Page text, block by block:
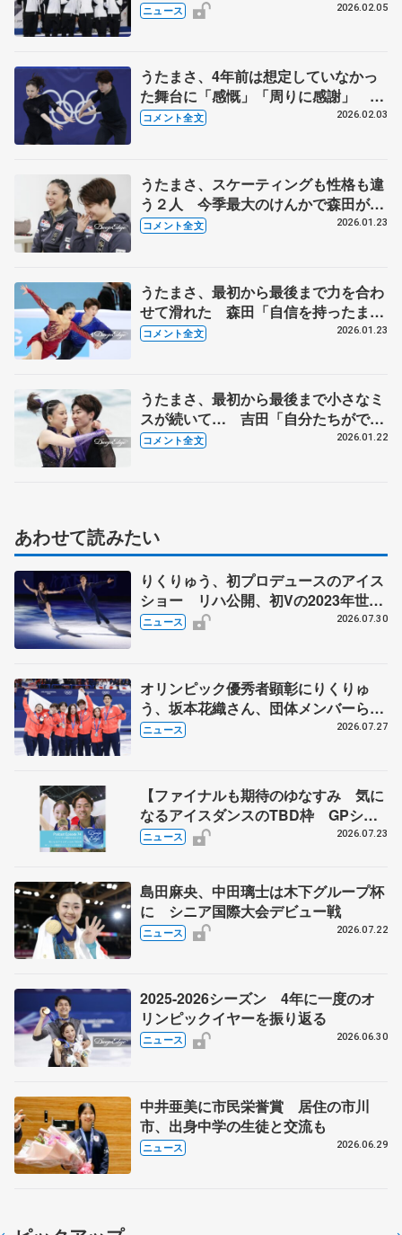
ニュース 2026.02.05
うたまさ、4年前は想定していなかっ
た舞台に「感慨」「周りに感謝」 初
練習の感触は好みの氷、団体の1番手
練習】
コメント全文 2026.02.03
うたまさ、スケーティングも性格も違
う２人 今季最大のけんかで森田が
「そんなん知らんし、何？その言い
コメント全文 2026.01.23
うたまさ、最初から最後まで力を合わ
せて滑れた 森田「自信を持ったまま
次の課題に取り組みたい」【四大陸フ
コメント全文 2026.01.23
うたまさ、最初から最後まで小さなミ
スが続いて… 吉田「自分たちができ
ることは分かっている。それをいかに
コメント全文 2026.01.22
あわせて読みたい
りくりゅう、初プロデュースのアイス
ショー リハ公開、初Vの2023年世界
選手権のSP披露 ハゼボロ、チョク
ニュース 2026.07.30
オリンピック優秀者顕彰にりくりゅ
う、坂本花織さん、団体メンバーら
8月7日に文科省が表彰式、ブルーノ・
ニュース 2026.07.27
【ファイナルも期待のゆなすみ 気に
なるアイスダンスのTBD枠 GPシリ
ーズ展望③ペア・アイスダンス編】
ニュース 2026.07.23
島田麻央、中田璃士は木下グループ杯
に シニア国際大会デビュー戦
ニュース 2026.07.22
2025-2026シーズン 4年に一度のオ
リンピックイヤーを振り返る
ニュース 2026.06.30
中井亜美に市民栄誉賞 居住の市川
市、出身中学の生徒と交流も
ニュース 2026.06.29